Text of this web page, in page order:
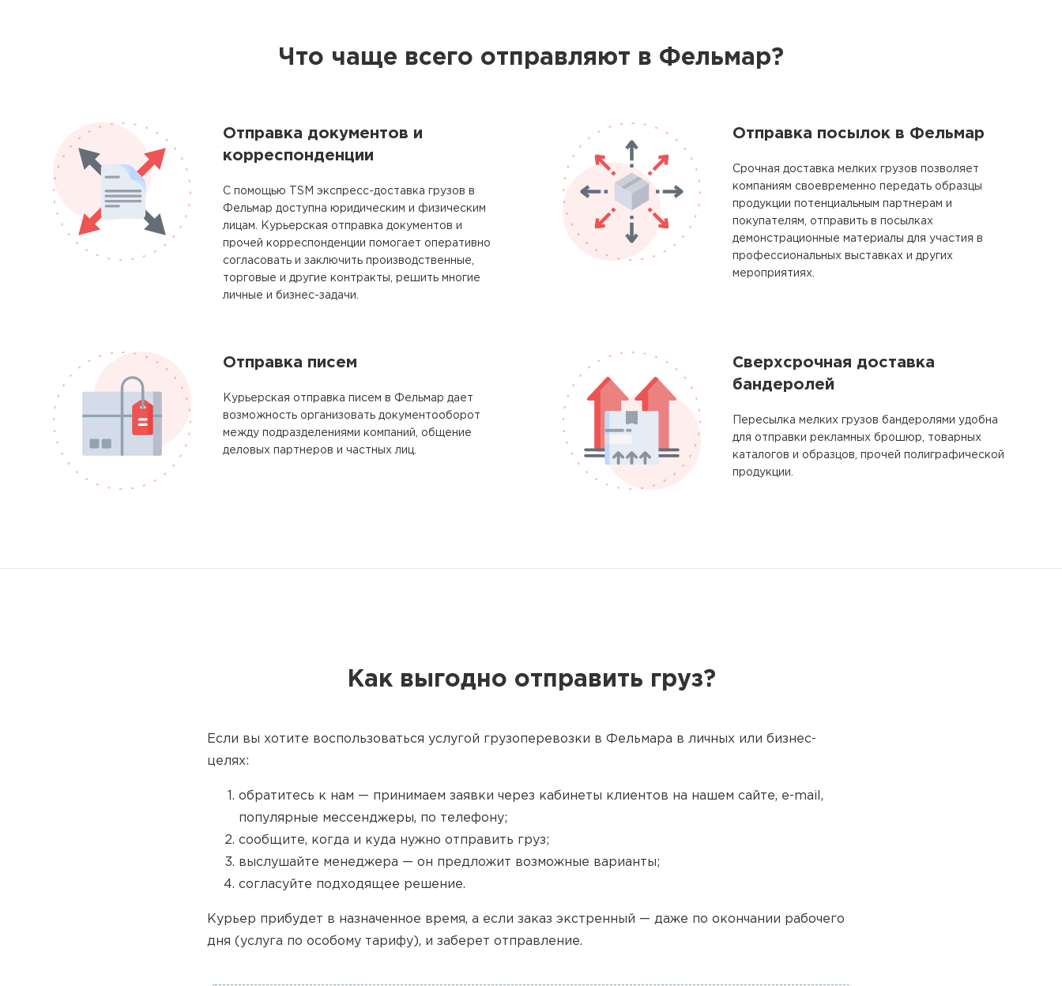
Что чаще всего отправляют в Фельмар?
Отправка документов и
корреспонденции
С помощью TSM экспресс-доставка грузов в
Фельмар доступна юридическим и физическим
лицам. Курьерская отправка документов и
прочей корреспонденции помогает оперативно
согласовать и заключить производственные,
торговые и другие контракты, решить многие
личные и бизнес-задачи.
Отправка посылок в Фельмар
Срочная доставка мелких грузов позволяет
компаниям своевременно передать образцы
продукции потенциальным партнерам и
покупателям, отправить в посылках
демонстрационные материалы для участия в
профессиональных выставках и других
мероприятиях.
Отправка писем
Курьерская отправка писем в Фельмар дает
возможность организовать документооборот
между подразделениями компаний, общение
деловых партнеров и частных лиц.
Сверхсрочная доставка
бандеролей
Пересылка мелких грузов бандеролями удобна
для отправки рекламных брошюр, товарных
каталогов и образцов, прочей полиграфической
продукции.
Как выгодно отправить груз?
Если вы хотите воспользоваться услугой грузоперевозки в Фельмара в личных или бизнес-
целях:
обратитесь к нам — принимаем заявки через кабинеты клиентов на нашем сайте, e-mail,
популярные мессенджеры, по телефону;
сообщите, когда и куда нужно отправить груз;
выслушайте менеджера — он предложит возможные варианты;
согласуйте подходящее решение.
Курьер прибудет в назначенное время, а если заказ экстренный — даже по окончании рабочего
дня (услуга по особому тарифу), и заберет отправление.